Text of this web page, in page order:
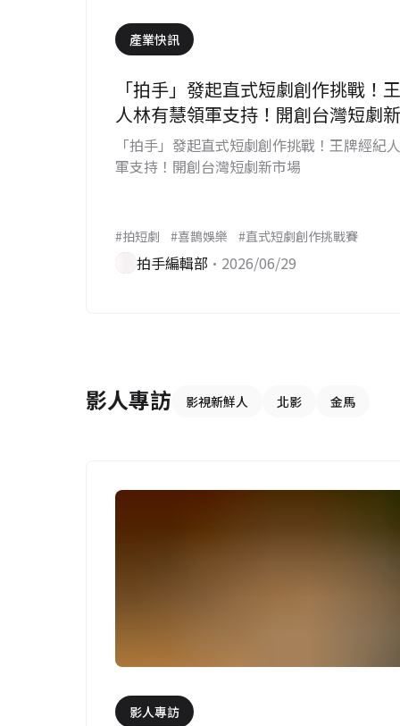
產業快訊
「拍手」發起直式短劇創作挑戰！
人林有慧領軍支持！開創台灣短劇
「拍手」發起直式短劇創作挑戰！王牌經紀
軍支持！開創台灣短劇新市場
#拍短劇 #喜鵲娛樂 #直式短劇創作挑戰賽
拍手編輯部 •2026/06/29
影人專訪 影視新鮮人 北影 金馬
影人專訪